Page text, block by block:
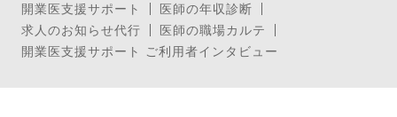
開業医支援サポート
医師の年収診断
求人のお知らせ代行
医師の職場カルテ
開業医支援サポート ご利用者インタビュー